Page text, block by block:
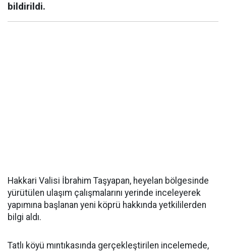
bildirildi.
Hakkari Valisi İbrahim Taşyapan, heyelan bölgesinde
yürütülen ulaşım çalışmalarını yerinde inceleyerek
yapımına başlanan yeni köprü hakkında yetkililerden
bilgi aldı.
Tatlı köyü mıntıkasında gerçekleştirilen incelemede,